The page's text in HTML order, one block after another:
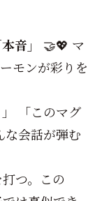
音」
🤝💖 マ
モンが彩りを
「このマグ
な会話が弾む
つ。この